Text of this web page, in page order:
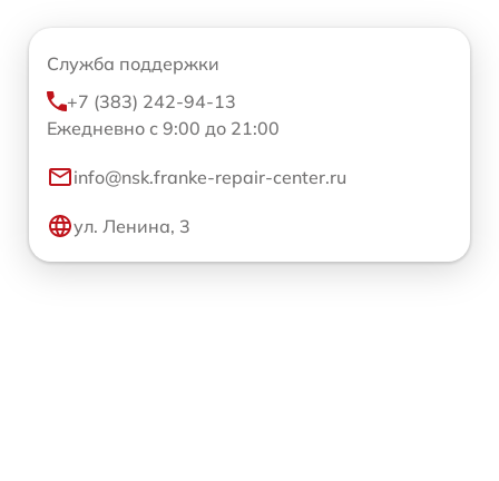
Служба поддержки
+7 (383) 242-94-13
Ежедневно с 9:00 до 21:00
info@nsk.franke-repair-center.ru
ул. Ленина, 3